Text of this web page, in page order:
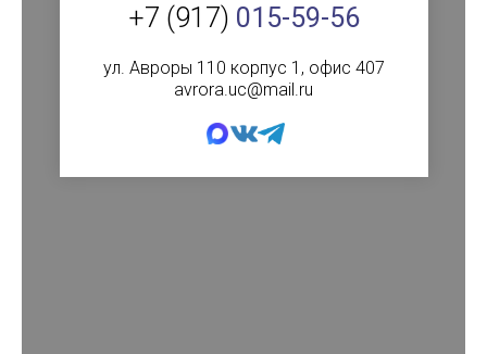
+7 (917) 015-59-56
ул. Авроры 110 корпус 1, офис 407
avrora.uc@mail.ru